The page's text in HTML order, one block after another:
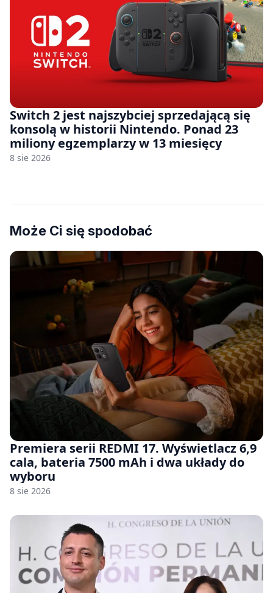
Switch 2 jest najszybciej sprzedającą się
konsolą w historii Nintendo. Ponad 23
miliony egzemplarzy w 13 miesięcy
8 sie 2026
Może Ci się spodobać
Premiera serii REDMI 17. Wyświetlacz 6,9
cala, bateria 7500 mAh i dwa układy do
wyboru
8 sie 2026